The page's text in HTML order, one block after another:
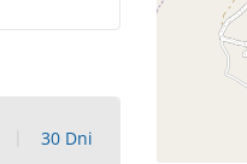
30 Dni